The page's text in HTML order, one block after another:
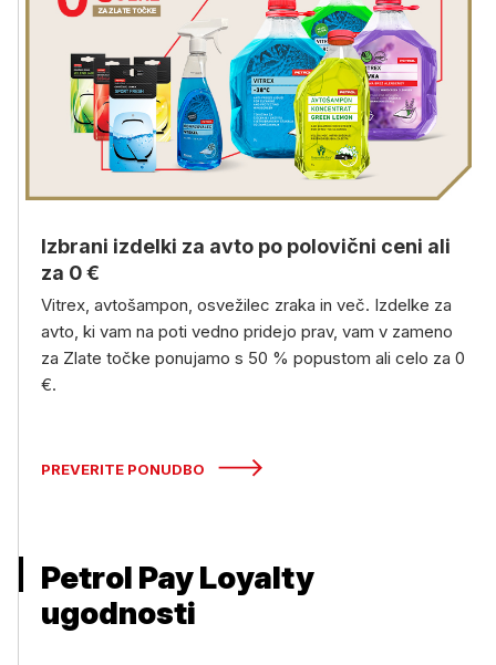
Izbrani izdelki za avto po polovični ceni ali
za 0 €
Vitrex, avtošampon, osvežilec zraka in več. Izdelke za
avto, ki vam na poti vedno pridejo prav, vam v zameno
za Zlate točke ponujamo s 50 % popustom ali celo za 0
€.
PREVERITE PONUDBO
Petrol Pay Loyalty
ugodnosti